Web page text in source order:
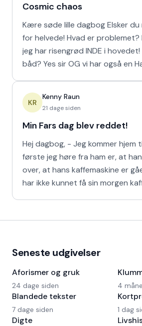
Cosmic chaos
Kære søde lille dagbog Elsker du mig endnu? Ja
for helvede! Hvad er problemet? Problemet er at
jeg har risengrød INDE i
båd? Yes sir OG vi har også en Harley og en
KR
Kenny Raun
21 dage siden
Min Fars dag blev reddet!
Hej dagbog, - Jeg kommer hjem
første jeg høre fra ham er, at
over, at hans kaffemaskine er
har ikke kunnet få sin morgen
Seneste udgivelser
Aforismer og gruk
24 dage siden
Blandede tekster
7 dage siden
Digte
4
1 dag